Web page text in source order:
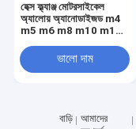
হেক্স ফ্ল্যাঞ্জ মোটরসাইকেল
অ্যালোয় অ্যানোডাইজড m4
m5 m6 m8 m10 m14
ভালো দাম
বাড়ি
আমাদের